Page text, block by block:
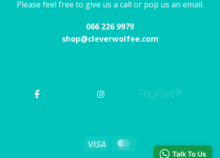
Please feel free to give us a call or pop us an email.
066 226 9979
shop@cleverwolfee.com
Visa
MasterCard
Talk To Us